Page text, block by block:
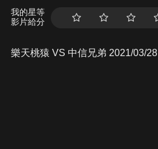
我的星等
影片給分
樂天桃猿 VS 中信兄弟 2021/03/28